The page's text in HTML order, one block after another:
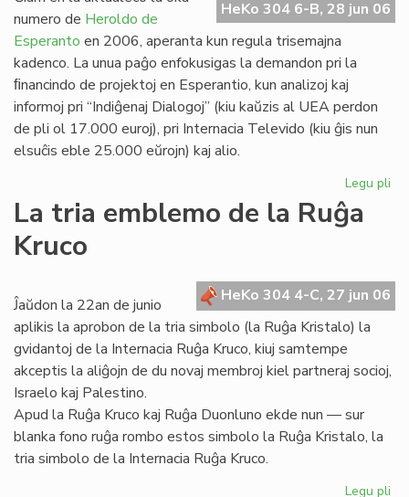
HeKo 304 6-B, 28 jun 06
numero de Heroldo de
Esperanto en 2006, aperanta kun regula trisemajna
kadenco. La unua paĝo enfokusigas la demandon pri la
ﬁnancindo de projektoj en Esperantio, kun analizoj kaj
informoj pri “Indiĝenaj Dialogoj” (kiu kaŭzis al UEA perdon
de pli ol 17.000 euroj), pri Internacia Televido (kiu ĝis nun
elsuĉis eble 25.000 eŭrojn) kaj alio.
Legu pli
La tria emblemo de la Ruĝa
Kruco
HeKo 304 4-C, 27 jun 06
Ĵaŭdon la 22an de junio
aplikis la aprobon de la tria simbolo (la Ruĝa Kristalo) la
gvidantoj de la Internacia Ruĝa Kruco, kiuj samtempe
akceptis la aliĝojn de du novaj membroj kiel partneraj socioj,
Israelo kaj Palestino.
Apud la Ruĝa Kruco kaj Ruĝa Duonluno ekde nun — sur
blanka fono ruĝa rombo estos simbolo la Ruĝa Kristalo, la
tria simbolo de la Internacia Ruĝa Kruco.
Legu pli